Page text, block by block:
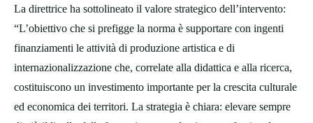
La direttrice ha sottolineato il valore strategico dell’intervento:
“L’obiettivo che si prefigge la norma è supportare con ingenti
finanziamenti le attività di produzione artistica e di
internazionalizzazione che, correlate alla didattica e alla ricerca,
costituiscono un investimento importante per la crescita culturale
ed economica dei territori. La strategia è chiara: elevare sempre